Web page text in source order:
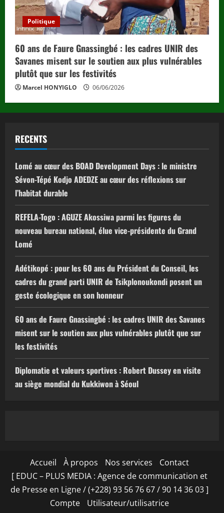
Politique
60 ans de Faure Gnassingbé : les cadres UNIR des
Savanes misent sur le soutien aux plus vulnérables
plutôt que sur les festivités
Marcel HONYIGLO 06/06/2026
RECENTS
Lomé au cœur des BOAD Development Days : le ministre
Sévon-Tépé Kodjo ADEDZE au cœur des réflexions sur
l’habitat durable
REFELA-Togo : AGUZE Akossiwa parmi les figures du
nouveau bureau national, élue vice-présidente du Grand
Lomé
Adétikopé : pour les 60 ans du Président du Conseil, les
cadres du grand parti UNIR de Tsikplonoukondi posent un
geste écologique en son honneur
60 ans de Faure Gnassingbé : les cadres UNIR des Savanes
misent sur le soutien aux plus vulnérables plutôt que sur
les festivités
Diplomatie et valeurs sportives : Robert Dussey en visite
au siège mondial du Kukkiwon à Séoul
Accueil À propos Nos services
Contact
[ EDUC – PLUS MEDIA : Agence de communication et
de Presse en Ligne / (+228) 93 56 76 67 / 90 14 36 03 ]
Compte
Utilisateur/utilisatrice